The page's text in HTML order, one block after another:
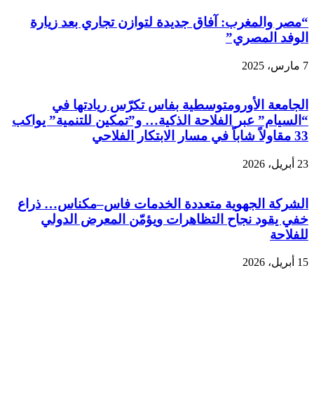
“مصر والمغرب: آفاق جديدة لتوازن تجاري بعد زيارة
الوفد المصري”
7 مارس، 2025
الجامعة الأورومتوسطية بفاس تكرّس ريادتها في
“السيام” عبر الفلاحة الذكية… و”تمكين للتنمية” يواكب
33 مقاولاً شاباً في مسار الابتكار الفلاحي
23 أبريل، 2026
الشركة الجهوية متعددة الخدمات فاس–مكناس… ذراع
خفي يقود نجاح التظاهرات ويؤمّن المعرض الدولي
للفلاحة
15 أبريل، 2026